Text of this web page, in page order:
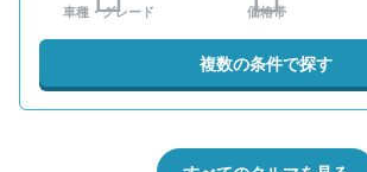
車種・グレード 価格帯
複数の条件で探す